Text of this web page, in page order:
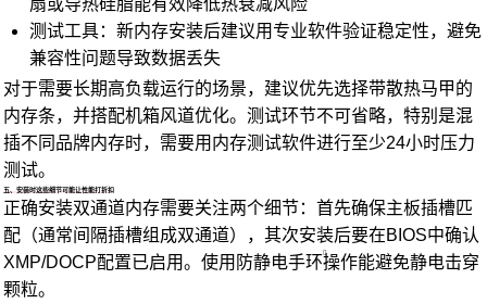
扇或导热硅脂能有效降低热衰减风险
测试工具：新内存安装后建议用专业软件验证稳定性，避免
兼容性问题导致数据丢失
对于需要长期高负载运行的场景，建议优先选择带散热马甲的
内存条，并搭配机箱风道优化。测试环节不可省略，特别是混
插不同品牌内存时，需要用内存测试软件进行至少24小时压力
测试。
五、安装时这些细节可能让性能打折扣
正确安装双通道内存需要关注两个细节：首先确保主板插槽匹
配（通常间隔插槽组成双通道），其次安装后要在BIOS中确认
XMP/DOCP配置已启用。使用防静电手环操作能避免静电击穿
颗粒。